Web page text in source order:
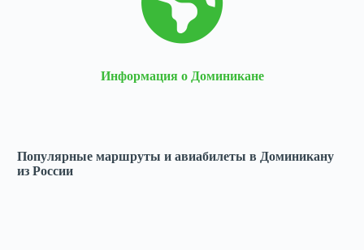
Информация о Доминикане
Популярные маршруты и авиабилеты в Доминикану
из России